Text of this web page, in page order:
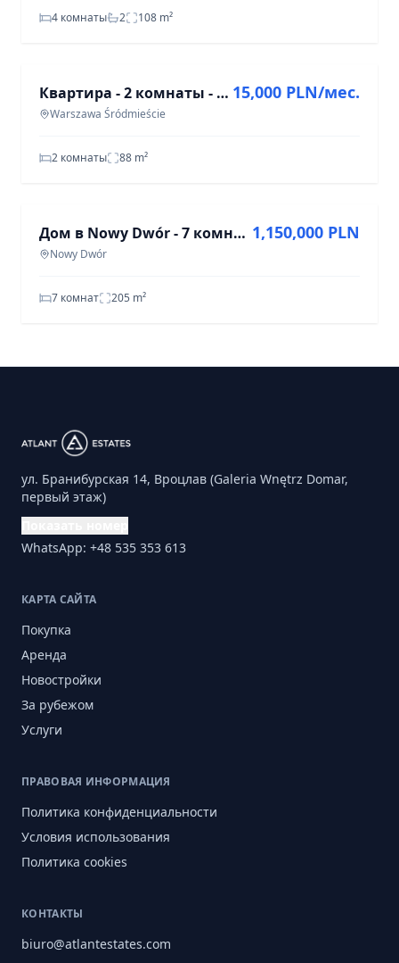
4 комнаты 2 108 m²
Квартира - 2 комнаты - 88 м² - ул. Княжеская Варшава Śródmieście
Warszawa Śródmieście
15,000 PLN/мес.
2 комнаты 88 m²
Дом в Nowy Dwór - 7 комнат, 205 м², ул. Adama Mickiewicza
Nowy Dwór
1,150,000 PLN
7 комнат 205 m²
ул. Бранибурская 14, Вроцлав (Galeria Wnętrz Domar,
первый этаж)
WhatsApp: +48 535 353 613
КАРТА САЙТА
Покупка
Аренда
Новостройки
За рубежом
Услуги
ПРАВОВАЯ ИНФОРМАЦИЯ
Политика конфиденциальности
Условия использования
Политика cookies
КОНТАКТЫ
biuro@atlantestates.com